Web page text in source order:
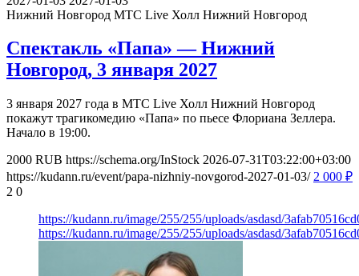
Нижний Новгород МТС Live Холл Нижний Новгород
Спектакль «Папа» — Нижний
Новгород, 3 января 2027
3 января 2027 года в МТС Live Холл Нижний Новгород
покажут трагикомедию «Папа» по пьесе Флориана Зеллера.
Начало в 19:00.
2000 RUB https://schema.org/InStock 2026-07-31T03:22:00+03:00
https://kudann.ru/event/papa-nizhniy-novgorod-2027-01-03/ 2 000 ₽
2 0
https://kudann.ru/image/255/255/uploads/asdasd/
https://kudann.ru/image/255/255/uploads/asdasd/